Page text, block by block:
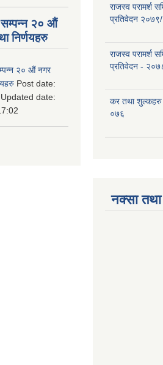
सम्पन्न २० औं
निर्णयहरु
२० औं नगर
Post date:
Updated date:
राजस्व परामर्श
प्रतिवेदन
राजस्व परामर्श
प्रतिवेदन -
कर तथा
०७६
नक्सा तथा